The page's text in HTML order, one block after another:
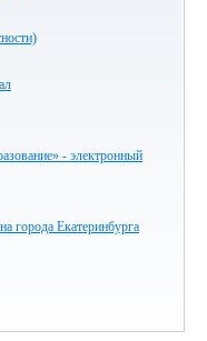
- электронный
города Екатеринбурга